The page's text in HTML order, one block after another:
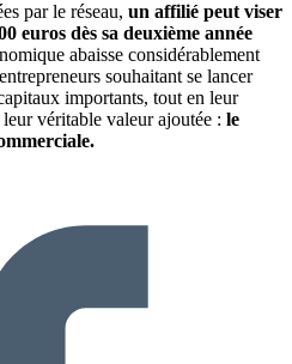
par le réseau, un affilié peut viser
euros dès sa deuxième année
abaisse considérablement
souhaitant se lancer
importants, tout en leur
véritable valeur ajoutée : le